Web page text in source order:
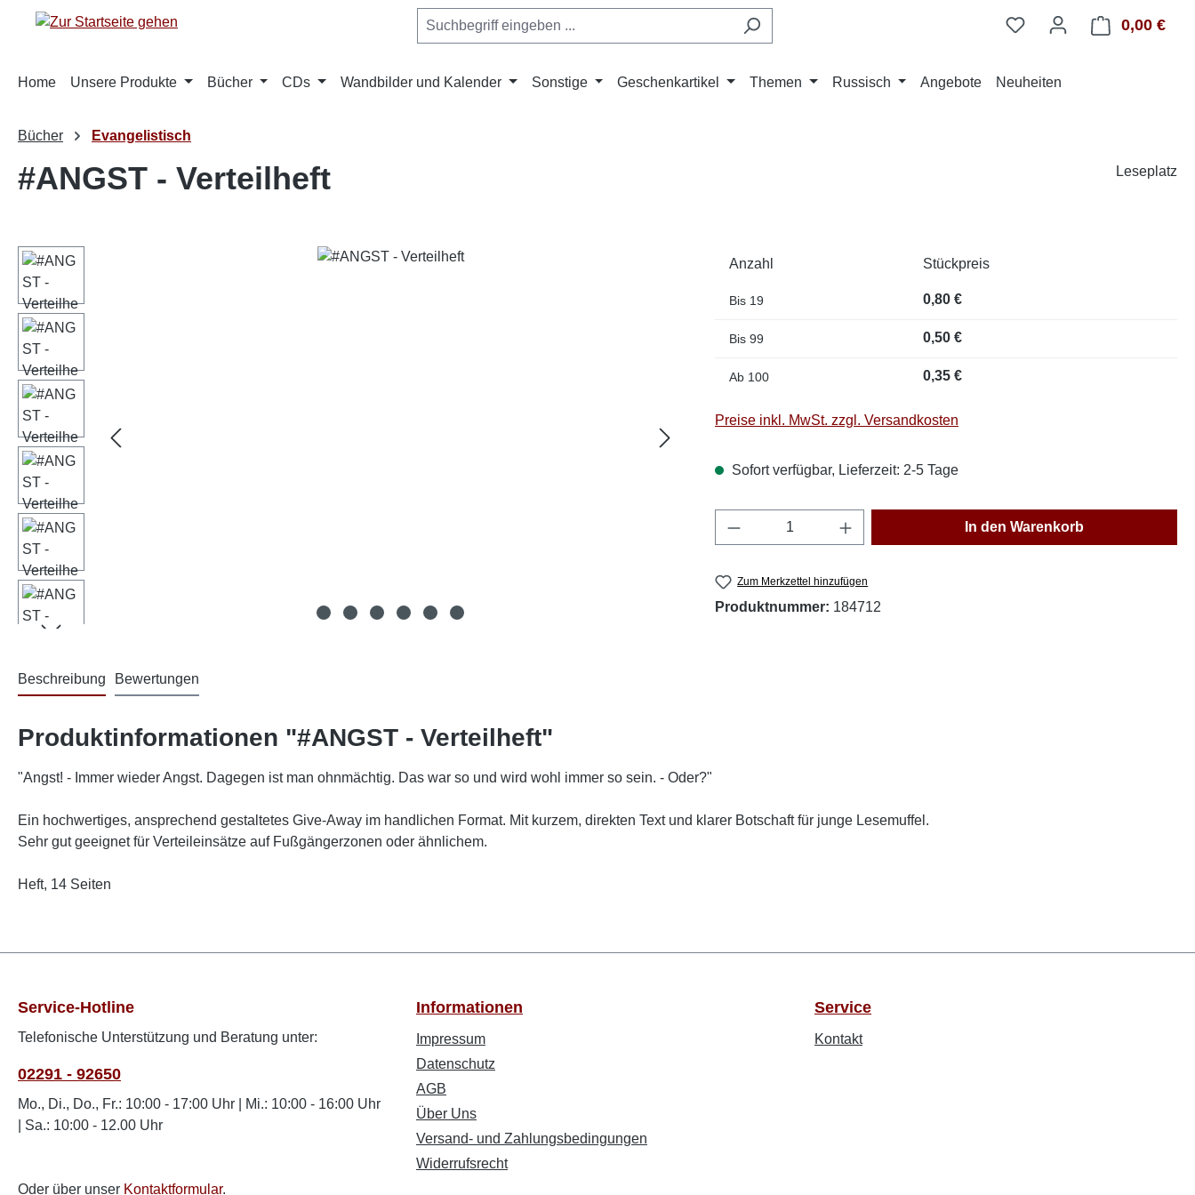
Hauptinhalt springen
Zur Suche springen
Zur Hauptnavigation springen 0,00 €
Home Unsere Produkte Bücher CDs Wandbilder und Kalender Sonstige Geschenkartikel Themen Russisch Angebote Neuheiten
Bücher Evangelistisch
#ANGST - Verteilheft Leseplatz
Bildergalerie überspringen
Anzahl Stückpreis
Bis 19 0,80 €
Bis 99 0,50 €
Ab 100 0,35 €
Preise inkl. MwSt. zzgl. Versandkosten
Sofort verfügbar, Lieferzeit: 2-5 Tage
Produkt Anzahl: Gib den gewünschten Wert ein
In den Warenkorb
Zum Merkzettel hinzufügen
Produktnummer: 184712
Beschreibung Bewertungen
Produktinformationen "#ANGST - Verteilheft"
"Angst! - Immer wieder Angst. Dagegen ist man ohnmächtig. Das war so und wird wohl immer so sein. - Oder?"
Ein hochwertiges, ansprechend gestaltetes Give-Away im handlichen Format. Mit kurzem, direkten Text und klarer Botschaft für junge Lesemuffel.
Sehr gut geeignet für Verteileinsätze auf Fußgängerzonen oder ähnlichem.
Heft, 14 Seiten
Service-Hotline
Telefonische Unterstützung und Beratung unter:
02291 - 92650
Mo., Di., Do., Fr.: 10:00 - 17:00 Uhr | Mi.: 10:00 - 16:00 Uhr
| Sa.: 10:00 - 12.00 Uhr
Oder über unser Kontaktformular.
Informationen
Impressum
Datenschutz
AGB
Über Uns
Versand- und Zahlungsbedingungen
Widerrufsrecht
Service
Kontakt